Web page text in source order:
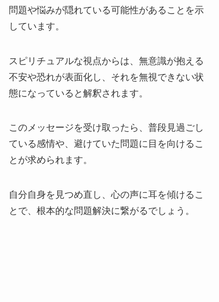
問題や悩みが隠れている可能性があることを示
しています。
スピリチュアルな視点からは、無意識が抱える
不安や恐れが表面化し、それを無視できない状
態になっていると解釈されます。
このメッセージを受け取ったら、普段見過ごし
ている感情や、避けていた問題に目を向けるこ
とが求められます。
自分自身を見つめ直し、心の声に耳を傾けるこ
とで、根本的な問題解決に繋がるでしょう。